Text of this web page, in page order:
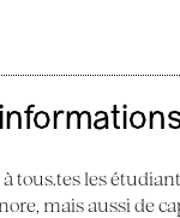
à tous.tes les
mais aussi de